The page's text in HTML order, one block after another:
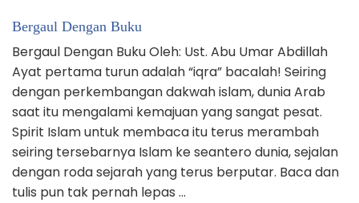
Bergaul Dengan Buku
Bergaul Dengan Buku Oleh: Ust. Abu Umar Abdillah
Ayat pertama turun adalah “iqra” bacalah! Seiring
dengan perkembangan dakwah islam, dunia Arab
saat itu mengalami kemajuan yang sangat pesat.
Spirit Islam untuk membaca itu terus merambah
seiring tersebarnya Islam ke seantero dunia, sejalan
dengan roda sejarah yang terus berputar. Baca dan
tulis pun tak pernah lepas …